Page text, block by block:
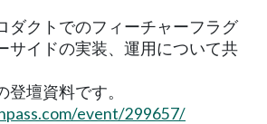
ダクトでのフィーチャーフラグ
サイドの実装、運用について共
壇資料です。
event/299657/